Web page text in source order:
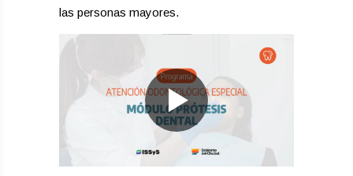
las personas mayores.